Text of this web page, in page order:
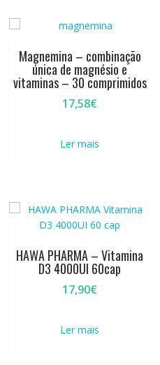
Magnemina – combinação
única de magnésio e
vitaminas – 30 comprimidos
17,58€
Ler mais
HAWA PHARMA – Vitamina
D3 4000UI 60cap
17,90€
Ler mais